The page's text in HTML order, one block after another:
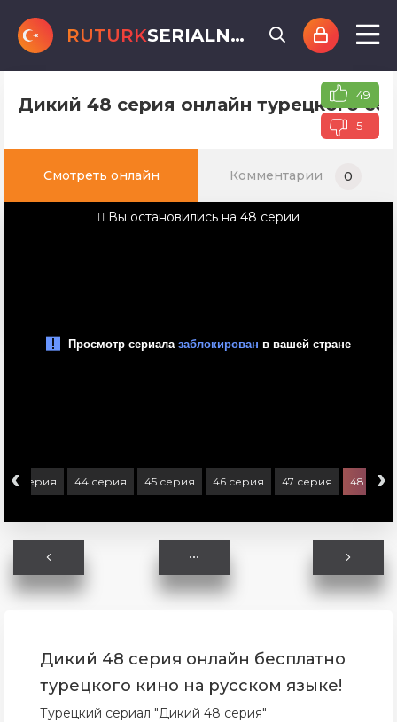
RUTURKSERIALNET .online
Дикий 48 серия онлайн турецкого49
5
Смотреть онлайн Комментарии 0
Вы остановились на 48 серии
‹
43 серия 44 серия 45 серия 46 серия 47 серия 48 ›
Дикий 48 серия онлайн бесплатно
турецкого кино на русском языке!
Турецкий сериал "Дикий 48 серия"